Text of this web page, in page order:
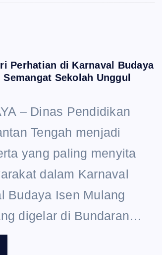
Perhatian di Karnaval Budaya
Semangat Sekolah Unggul
– Dinas Pendidikan
Tengah menjadi
yang paling menyita
dalam Karnaval
Budaya Isen Mulang
digelar di Bundaran…